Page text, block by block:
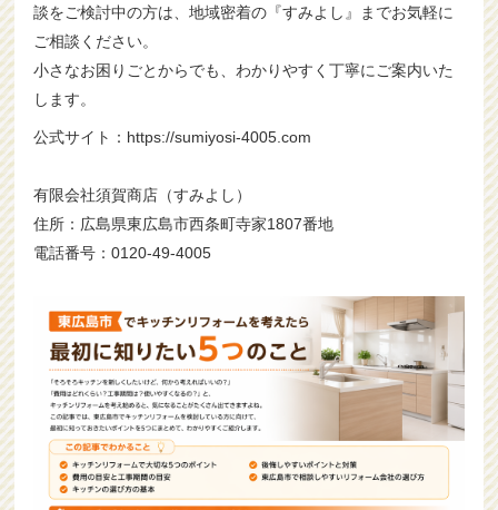
談をご検討中の方は、地域密着の『すみよし』までお気軽に
ご相談ください。
小さなお困りごとからでも、わかりやすく丁寧にご案内いた
します。
公式サイト：https://sumiyosi-4005.com
有限会社須賀商店（すみよし）
住所：広島県東広島市西条町寺家1807番地
電話番号：0120-49-4005